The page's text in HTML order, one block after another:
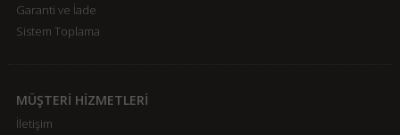
Garanti ve İade
Sistem Toplama
MÜŞTERİ HİZMETLERİ
İletişim